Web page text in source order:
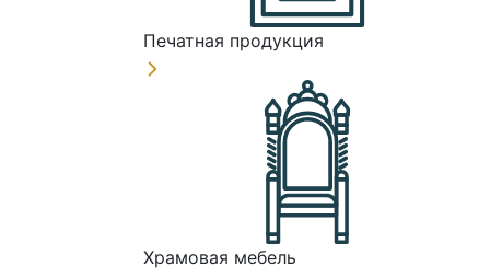
Печатная продукция
Храмовая мебель